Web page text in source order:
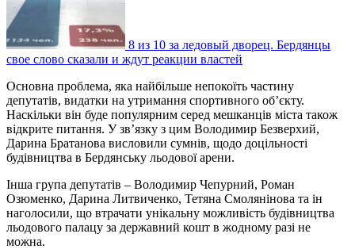
8 из 10 за ледовый дворец. Бердянцы
свое слово сказали и ждут реакции властей
Основна проблема, яка найбільше непокоїть частину
депутатів, видатки на утримання спортивного об’єкту.
Наскільки він буде популярним серед мешканців міста також
відкрите питання. У зв’язку з цим Володимир Безверхий,
Дарина Братанова висловили сумнів, щодо доцільності
будівництва в Бердянську льодової арени.
Інша група депутатів – Володимир Чепурний, Роман
Озюменко, Дарина Литвиченко, Тетяна Смолянінова та ін
наголосили, що втрачати унікальну можливість будівництва
льодового палацу за державний кошт в жодному разі не
можна.